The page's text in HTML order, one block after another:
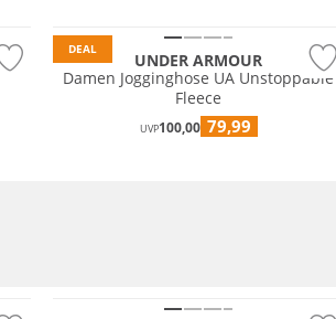
DEAL
UNDER ARMOUR
Damen Jogginghose UA Unstoppable
Fleece
UVP100,00 79,99